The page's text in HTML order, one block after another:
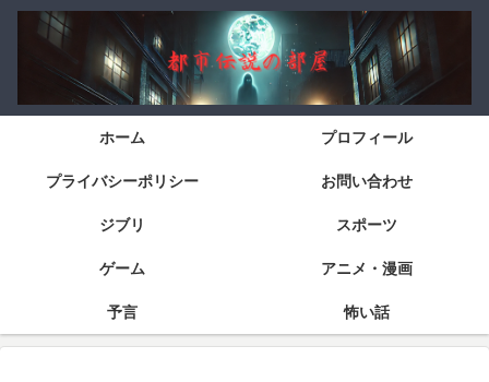
ホーム プロフィール
プライバシーポリシー お問い合わせ
ジブリ スポーツ
ゲーム アニメ・漫画
予言 怖い話